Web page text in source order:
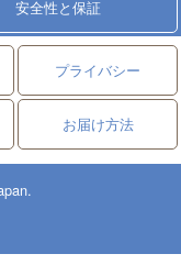
安全性と保証
プライバシー
お届け方法